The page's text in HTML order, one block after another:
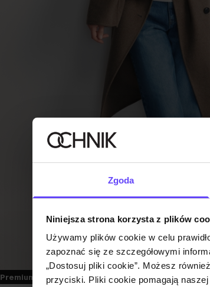
Zgoda
Niniejsza strona korzysta z plików
Używamy plików cookie w celu
zapoznać się ze szczegółowymi
„Dostosuj pliki cookie”. Możesz
przyciski. Pliki cookie pomagają
Premium